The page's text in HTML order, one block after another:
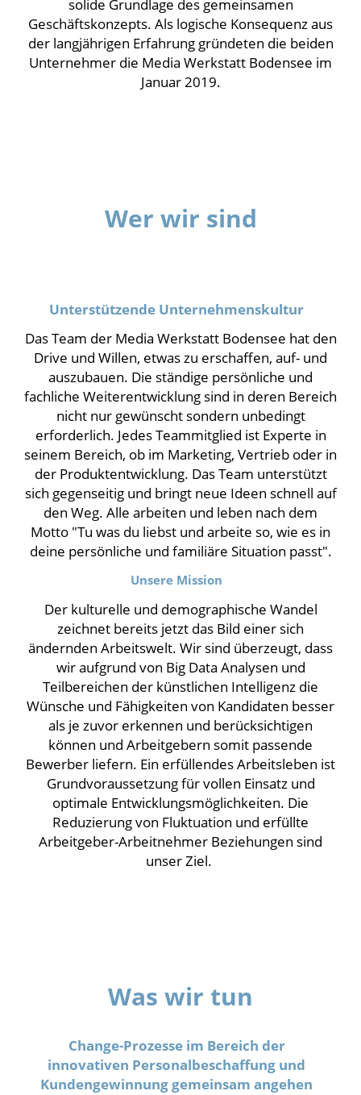
solide Grundlage des gemeinsamen
Geschäftskonzepts. Als logische Konsequenz aus
der langjährigen Erfahrung gründeten die beiden
Unternehmer die Media Werkstatt Bodensee im
Januar 2019.
Wer wir sind
Unterstützende Unternehmenskultur
Das Team der Media Werkstatt Bodensee hat den
Drive und Willen, etwas zu erschaffen, auf- und
auszubauen. Die ständige persönliche und
fachliche Weiterentwicklung sind in deren Bereich
nicht nur gewünscht sondern unbedingt
erforderlich. Jedes Teammitglied ist Experte in
seinem Bereich, ob im Marketing, Vertrieb oder in
der Produktentwicklung. Das Team unterstützt
sich gegenseitig und bringt neue Ideen schnell auf
den Weg. Alle arbeiten und leben nach dem
Motto "Tu was du liebst und arbeite so, wie es in
deine persönliche und familiäre Situation passt".
Unsere Mission
Der kulturelle und demographische Wandel
zeichnet bereits jetzt das Bild einer sich
ändernden Arbeitswelt. Wir sind überzeugt, dass
wir aufgrund von Big Data Analysen und
Teilbereichen der künstlichen Intelligenz die
Wünsche und Fähigkeiten von Kandidaten besser
als je zuvor erkennen und berücksichtigen
können und Arbeitgebern somit passende
Bewerber liefern. Ein erfüllendes Arbeitsleben ist
Grundvoraussetzung für vollen Einsatz und
optimale Entwicklungsmöglichkeiten. Die
Reduzierung von Fluktuation und erfüllte
Arbeitgeber-Arbeitnehmer Beziehungen sind
unser Ziel.
Was wir tun
Change-Prozesse im Bereich der
innovativen Personalbeschaffung und
Kundengewinnung gemeinsam angehen